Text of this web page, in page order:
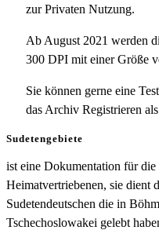
zur Privaten Nutzung.
Ab August 2021 werden
300 DPI mit einer Größe
Sie können gerne eine
das Archiv Registrieren
Sudetengebiete
ist eine Dokumentation für
Heimatvertriebenen, sie dient
Sudetendeutschen die in
Tschechoslowakei gelebt